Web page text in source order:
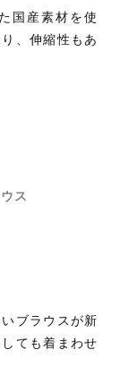
国産素材を使
、伸縮性もあ
ス
ブラウスが新
ても着まわせ